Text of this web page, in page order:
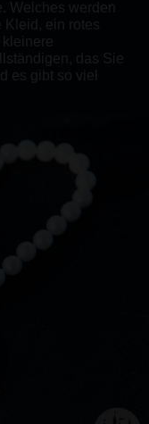
Welches werden
Kleid, ein rotes
das Sie
es gibt so viel